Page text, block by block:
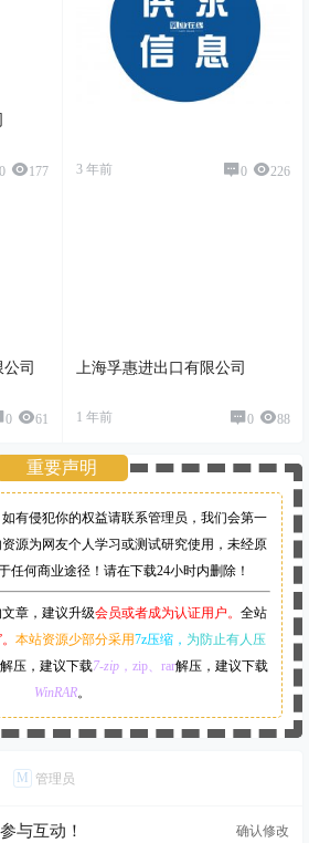
0 177 3 年前 0 226
司
0 61
上海孚惠进出口有限公司
1 年前 0 88
重要声明
有侵犯你的权益请联系管理员， 我们会第一
源为网友个人学习或测试研究使用，未经原
任何商业途径！请在下载24小时内删除！
章，建议升级会员或者成为认证用户。 全站
本站资源少部分采用7z压缩， 为防止有人压
解压，建议下载7-zip，zip、rar解压，建议下载
WinRAR。
M 管理员
与互动！ 确认修改